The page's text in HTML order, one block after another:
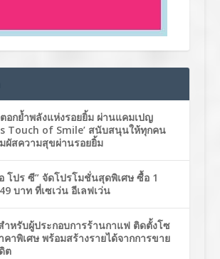
อกย้ำพลังแห่งรอยยิ้ม ผ่านแคมเปญ
Touch of Smile’ สนับสนุนให้ทุกคน
ผัสความสุขผ่านรอยยิ้ม
โปร ซี” จัดโปรโมชั่นสุดพิเศษ ซื้อ 1
บาท ที่เซเว่น อีเลฟเว่น
ำหรับผู้ประกอบการร้านกาแฟ ติดตั้งโซ
คาพิเศษ พร้อมสร้างรายได้จากการขาย
ต